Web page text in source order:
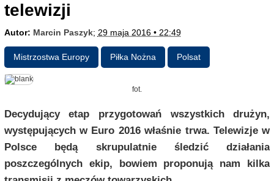
telewizji
Autor: Marcin Paszyk; 29 maja 2016 • 22:49
Mistrzostwa Europy Piłka Nożna Polsat
fot.
Decydujący etap przygotowań wszystkich drużyn,
występujących w Euro 2016 właśnie trwa. Telewizje w
Polsce będą skrupulatnie śledzić działania
poszczególnych ekip, bowiem proponują nam kilka